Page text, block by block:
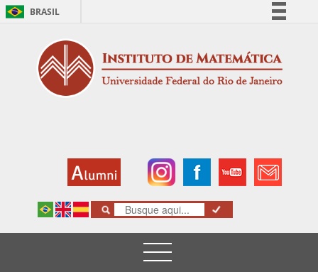
BRASIL
Comunica BR
Participe